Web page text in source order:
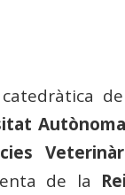
de la